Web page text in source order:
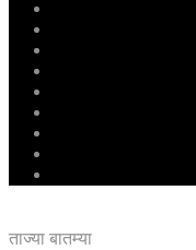
ताज्या बातम्या